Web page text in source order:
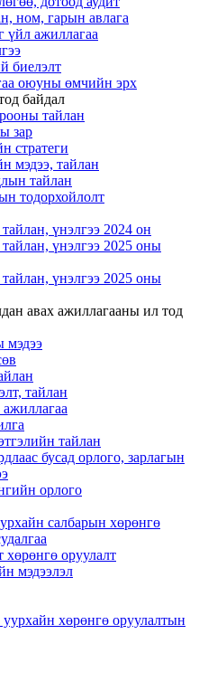
ном, гарын авлага
үйл ажиллагаа
биелэлт
оюуны өмчийн эрх
байдал
тайлан
зар
стратеги
мэдээ, тайлан
тайлан
тодорхойлолт
үнэлгээ 2024 он
үнэлгээ 2025 оны
үнэлгээ 2025 оны
авах ажиллагааны ил тод
мэдээ
тайлан
тайлан
бусад орлого, зарлагын
орлого
салбарын хөрөнгө
хөрөнгө оруулалт
мэдээлэл
хөрөнгө оруулалтын